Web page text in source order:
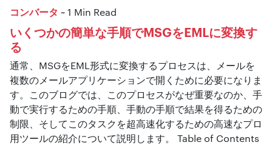
コンバータ ~ 1 Min Read
いくつかの簡単な手順でMSGをEMLに変換す
る
通常、MSGをEML形式に変換するプロセスは、メールを
複数のメールアプリケーションで開くために必要になりま
す。このブログでは、このプロセスがなぜ重要なのか、手
動で実行するための手順、手動の手順で結果を得るための
制限、そしてこのタスクを超高速化するための高速なプロ
用ツールの紹介について説明します。 Table of Contents